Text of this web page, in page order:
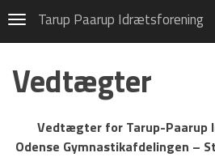
NavigationTarup Paarup Idrætsforening
Gymnastik
CSV Hallen, Højstrup
Frivillig i TPI
Privatlivspolitik (GDPR)
Vedtægter
Vedtægter for Tarup-Paarup
Odense Gymnastikafdelingen –